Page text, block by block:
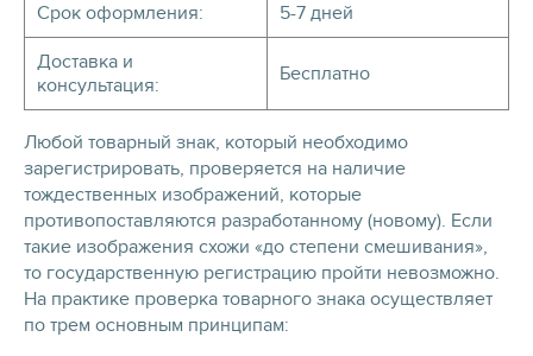
Срок оформления: 5-7 дней
Доставка и
консультация:
Бесплатно
Любой товарный знак, который необходимо
зарегистрировать, проверяется на наличие
тождественных изображений, которые
противопоставляются разработанному (новому). Если
такие изображения схожи «до степени смешивания»,
то государственную регистрацию пройти невозможно.
На практике проверка товарного знака осуществляет
по трем основным принципам: